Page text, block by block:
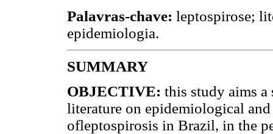
Palavras-chave: leptospirose;
epidemiologia.
SUMMARY
OBJECTIVE: this study aims
literature on epidemiological
ofleptospirosis in Brazil, in the